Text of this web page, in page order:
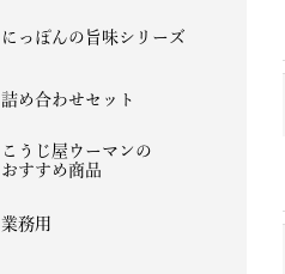
にっぽんの旨味シリーズ
詰め合わせセット
こうじ屋ウーマンの
おすすめ商品
業務用